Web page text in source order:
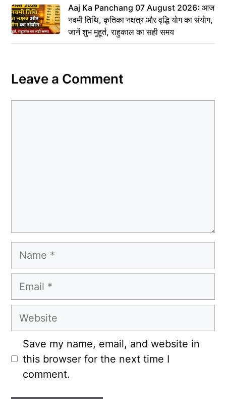
Aaj Ka Panchang 07 August 2026: आज
नवमी तिथि, कृतिका नक्षत्र और वृद्धि योग का संयोग,
जानें शुभ मुहूर्त, राहुकाल का सही समय
Leave a Comment
Name
Email
Website
Save my name, email, and website in
this browser for the next time I
comment.